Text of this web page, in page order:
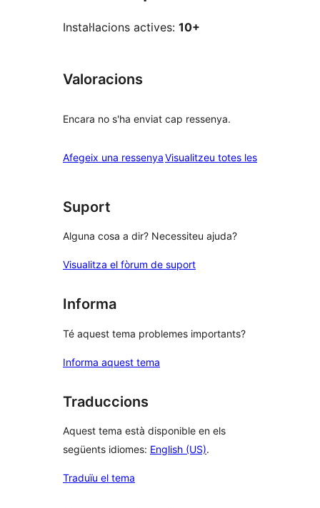
Instal·lacions actives: 10+
Valoracions
Encara no s'ha enviat cap ressenya.
Afegeix una ressenyaVisualitzeu totes lesressenyes
Suport
Alguna cosa a dir? Necessiteu ajuda?
Visualitza el fòrum de suport
Informa
Té aquest tema problemes importants?
Informa aquest tema
Traduccions
Aquest tema està disponible en els
següents idiomes: English (US).
Traduïu el tema